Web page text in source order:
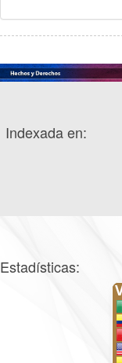
Indexada en:
Estadísticas: